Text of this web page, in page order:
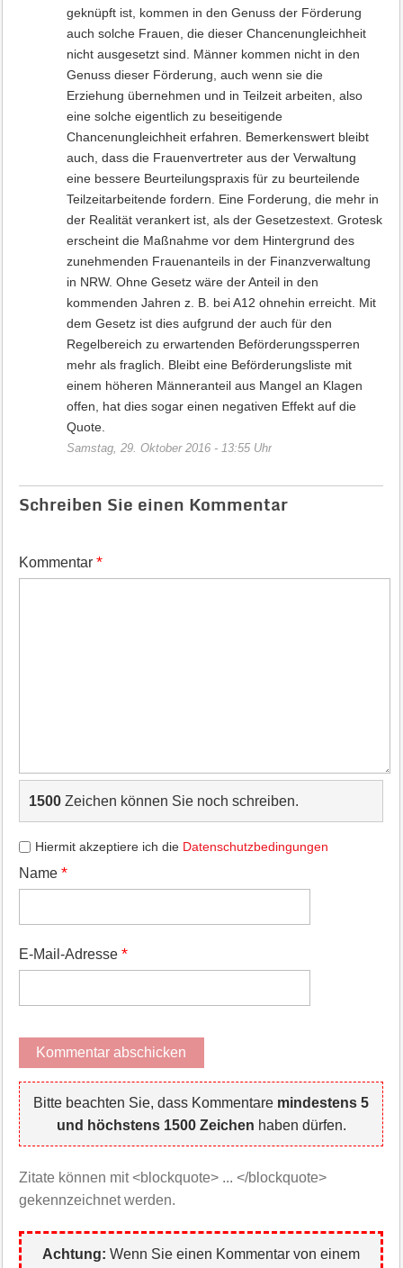
geknüpft ist, kommen in den Genuss der Förderung
auch solche Frauen, die dieser Chancenungleichheit
nicht ausgesetzt sind. Männer kommen nicht in den
Genuss dieser Förderung, auch wenn sie die
Erziehung übernehmen und in Teilzeit arbeiten, also
eine solche eigentlich zu beseitigende
Chancenungleichheit erfahren. Bemerkenswert bleibt
auch, dass die Frauenvertreter aus der Verwaltung
eine bessere Beurteilungspraxis für zu beurteilende
Teilzeitarbeitende fordern. Eine Forderung, die mehr in
der Realität verankert ist, als der Gesetzestext. Grotesk
erscheint die Maßnahme vor dem Hintergrund des
zunehmenden Frauenanteils in der Finanzverwaltung
in NRW. Ohne Gesetz wäre der Anteil in den
kommenden Jahren z. B. bei A12 ohnehin erreicht. Mit
dem Gesetz ist dies aufgrund der auch für den
Regelbereich zu erwartenden Beförderungssperren
mehr als fraglich. Bleibt eine Beförderungsliste mit
einem höheren Männeranteil aus Mangel an Klagen
offen, hat dies sogar einen negativen Effekt auf die
Quote.
Samstag, 29. Oktober 2016 - 13:55 Uhr
Schreiben Sie einen Kommentar
Kommentar *
1500Zeichen können Sie noch schreiben.
Hiermit akzeptiere ich die Datenschutzbedingungen
Name *
E-Mail-Adresse *
Bitte beachten Sie, dass Kommentare mindestens 5
und höchstens 1500 Zeichen haben dürfen.
Zitate können mit <blockquote> ... </blockquote>
gekennzeichnet werden.
Achtung: Wenn Sie einen Kommentar von einem